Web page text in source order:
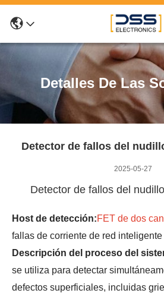
Detalles De Las
Detector de fallos del
2025-05-27
Detector de fallos del
Host de detección:FET de dos
fallas de corriente de red inteligente
Descripción del proceso del
se utiliza para detectar
defectos superficiales, incluidas